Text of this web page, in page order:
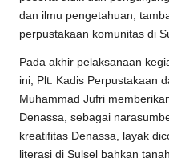
dan ilmu pengetahuan,
perpustakaan komunitas di
Pada akhir pelaksanaan
ini, Plt. Kadis Perpustakaan
Muhammad Jufri
Denassa, sebagai
kreatifitas Denassa, layak
literasi di Sulsel bahkan